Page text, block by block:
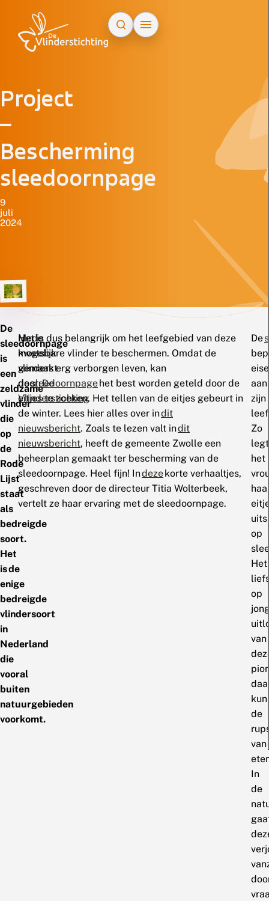
Project
–
Bescherming
sleedoornpage
9
juli
2024
De
sleedoornpage
is
een
zeldzame
vlinder
die
op
de
Rode
Lijst
staat
als
bedreigde
soort.
Het
is de
enige
bedreigde
vlindersoort
in
Nederland
die
vooral
buiten
natuurgebieden
voorkomt.
Mede
mogelijk
gemaakt
door:De
Vlinderstichting
Het is dus belangrijk om het leefgebied van deze
kwetsbare vlinder te beschermen. Omdat de
vlinders erg verborgen leven, kan
desleedoornpagehet best worden geteld door de
eitjes te zoeken. Het tellen van de eitjes gebeurt in
de winter. Lees hier alles over indit
nieuwsbericht. Zoals te lezen valt indit
nieuwsbericht, heeft de gemeente Zwolle een
beheerplan gemaakt ter bescherming van de
sleedoornpage. Heel fijn! Indezekorte verhaaltjes,
geschreven door de directeur Titia Wolterbeek,
vertelt ze haar ervaring met de sleedoornpage.
De
aan
zijn
Zo
legt
het
op
Het
op
van
de
van
In
de